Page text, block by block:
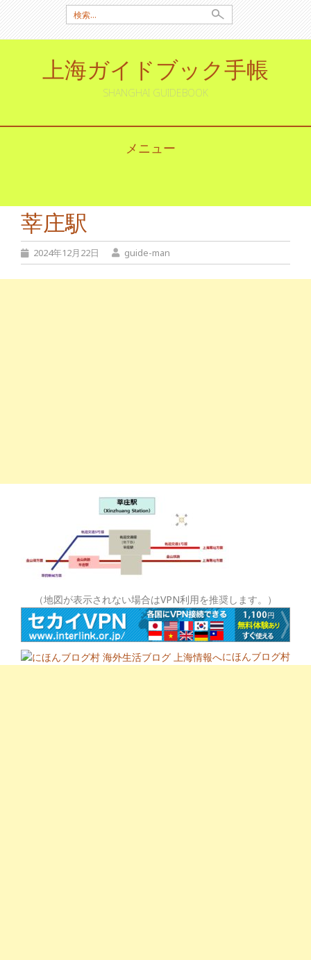
検
索:
上海ガイドブック手帳
SHANGHAI GUIDEBOOK
メニュー
テ
ン
ツ
へ
ス
キ
ッ
莘庄駅
2024年12月22日 guide-man
（地図が表示されない場合はVPN利用を推奨します。）
にほんブログ村